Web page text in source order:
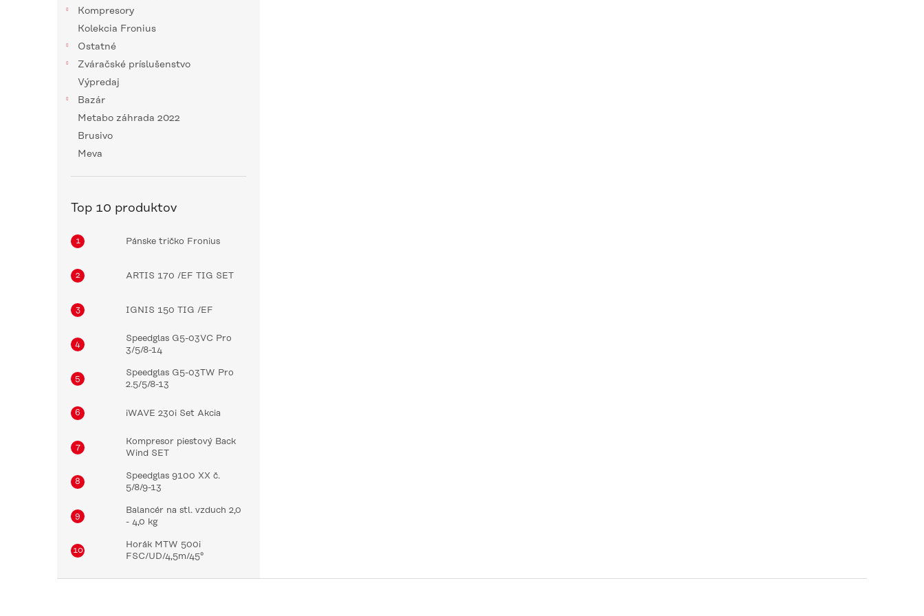
Kompresory
Kolekcia Fronius
Ostatné
Zváračské príslušenstvo
Výpredaj
Bazár
Metabo záhrada 2022
Brusivo
Meva
Top 10 produktov
Pánske tričko Fronius
ARTIS 170 /EF TIG SET
IGNIS 150 TIG /EF
Speedglas G5-03VC Pro
3/5/8-14
Speedglas G5-03TW Pro
2.5/5/8-13
iWAVE 230i Set Akcia
Kompresor piestový Back
Wind SET
Speedglas 9100 XX č.
5/8/9-13
Balancér na stl. vzduch 2,0
- 4,0 kg
Horák MTW 500i
FSC/UD/4,5m/45°